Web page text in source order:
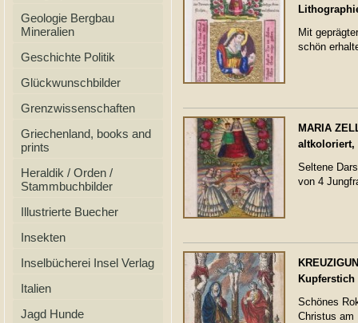
Geologie Bergbau
Mineralien
Geschichte Politik
Glückwunschbilder
Grenzwissenschaften
Griechenland, books and
prints
Heraldik / Orden /
Stammbuchbilder
Illustrierte Buecher
Insekten
Inselbücherei Insel Verlag
Italien
Jagd Hunde
Mit
schön
MARIA
altkoloriert,
Seltene
von 4
Kupferstich
Schönes
Christus am